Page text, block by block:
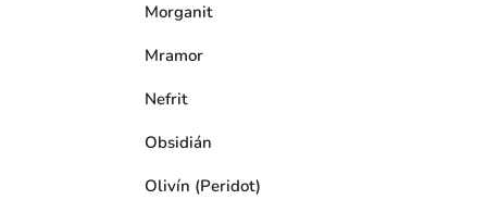
Morganit
Mramor
Nefrit
Obsidián
Olivín (Peridot)